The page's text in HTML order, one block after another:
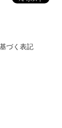
づく表記